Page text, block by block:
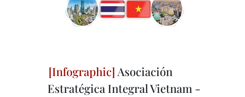
Asociación
Estratégica Integral Vietnam -